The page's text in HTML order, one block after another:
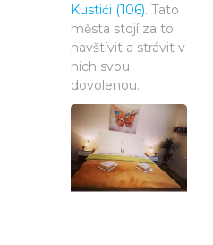
Kustići (106). Tato
města stojí za to
navštívit a strávit v
nich svou
dovolenou.